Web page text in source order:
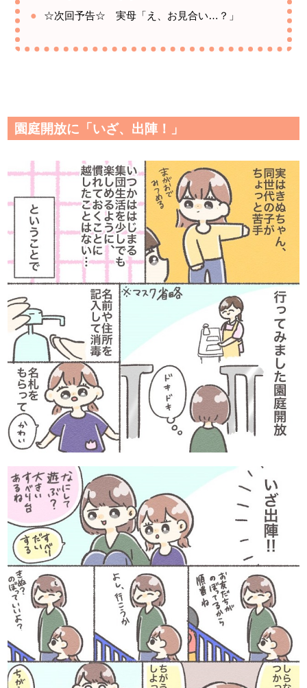
☆次回予告☆ 実母「え、お見合い…？」
園庭開放に「いざ、出陣！」